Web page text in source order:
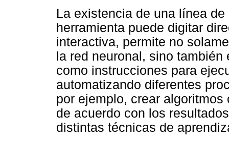
La existencia de una línea
herramienta puede digitar
interactiva, permite no
la red neuronal, sino
como instrucciones para
automatizando diferentes
por ejemplo, crear
de acuerdo con los
distintas técnicas de